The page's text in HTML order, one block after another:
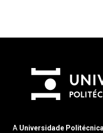
A Universidade